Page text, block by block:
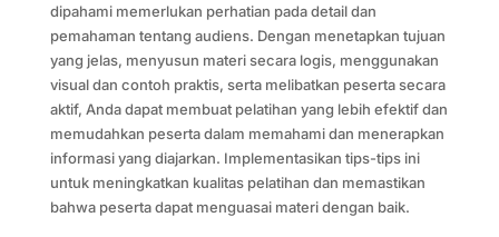
dipahami memerlukan perhatian pada detail dan
pemahaman tentang audiens. Dengan menetapkan tujuan
yang jelas, menyusun materi secara logis, menggunakan
visual dan contoh praktis, serta melibatkan peserta secara
aktif, Anda dapat membuat pelatihan yang lebih efektif dan
memudahkan peserta dalam memahami dan menerapkan
informasi yang diajarkan. Implementasikan tips-tips ini
untuk meningkatkan kualitas pelatihan dan memastikan
bahwa peserta dapat menguasai materi dengan baik.